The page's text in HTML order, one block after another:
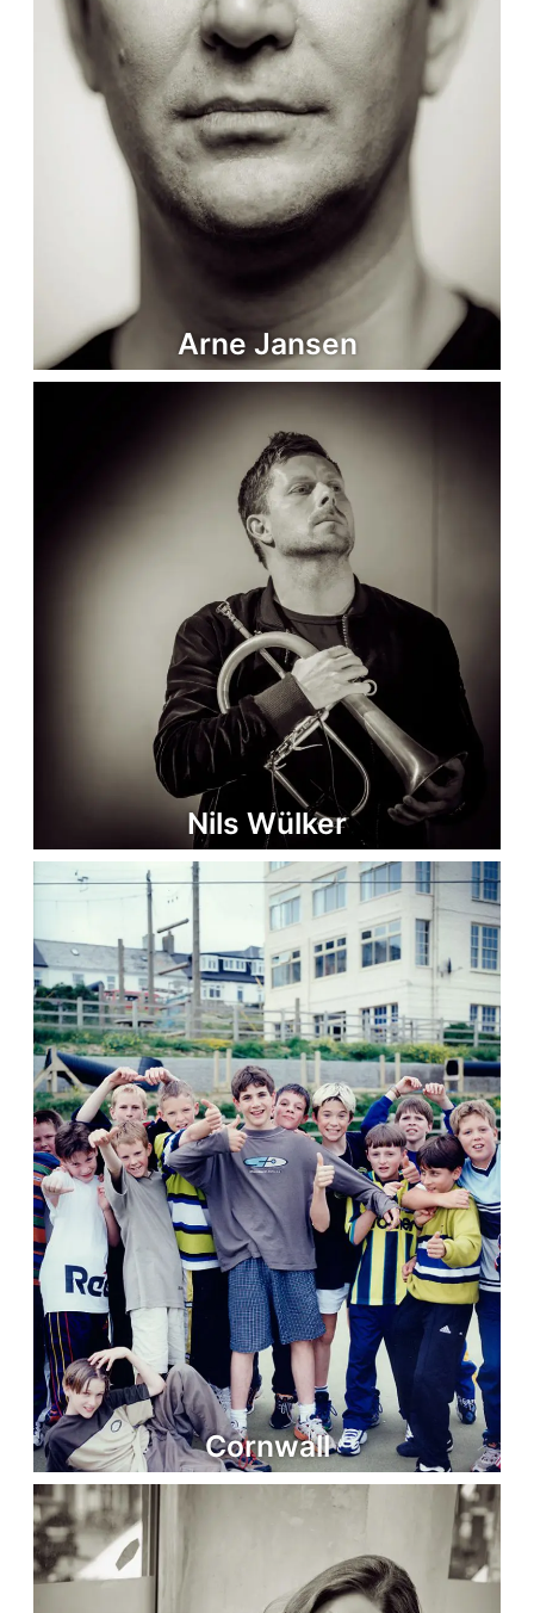
Arne Jansen
Nils Wülker
Cornwall